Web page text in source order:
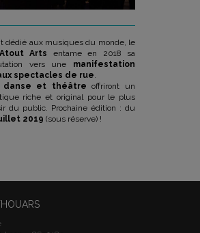
dédié aux musiques du monde, le
Arts entame en 2018 sa
vers une manifestation
spectacles de rue
danse et théâtre offriront un
riche et original pour le plus
du public. Prochaine édition : du
2019 (sous réserve) !